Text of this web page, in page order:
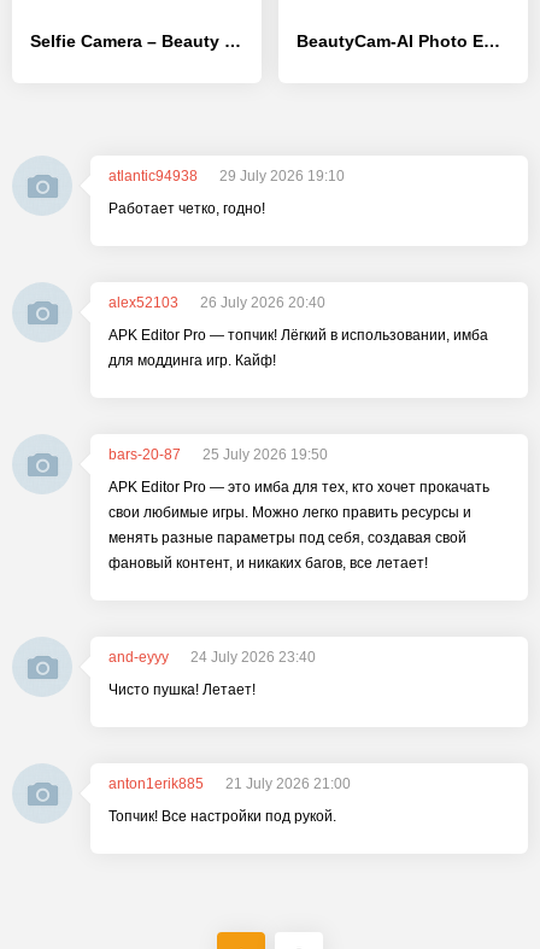
Selfie Camera – Beauty Camera & Photo Editor BeautyCam-AI Photo Editor
atlantic94938
29 July 2026 19:10
Работает четко, годно!
alex52103
26 July 2026 20:40
APK Editor Pro — топчик! Лёгкий в использовании, имба
для моддинга игр. Кайф!
bars-20-87
25 July 2026 19:50
APK Editor Pro — это имба для тех, кто хочет прокачать
свои любимые игры. Можно легко править ресурсы и
менять разные параметры под себя, создавая свой
фановый контент, и никаких багов, все летает!
and-eyyy
24 July 2026 23:40
Чисто пушка! Летает!
anton1erik885
21 July 2026 21:00
Топчик! Все настройки под рукой.